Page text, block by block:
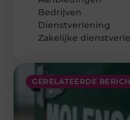
GERELATEERDE
Bedrijven
Dienstverlening
Zakelijke